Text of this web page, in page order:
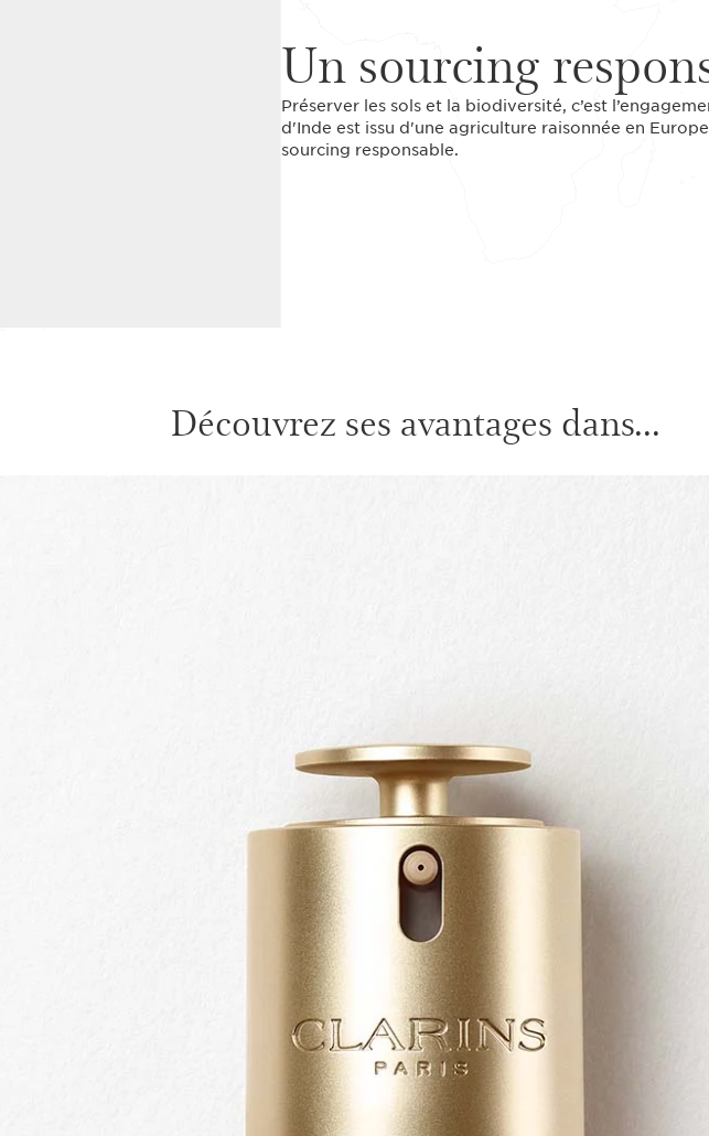
Un sourcing
Préserver les sols et la biodiversité, c’est
d'Inde est issu d'une agriculture raisonnée en
sourcing responsable.
Découvrez ses avantages dans...